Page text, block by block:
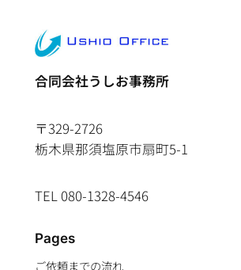
合同会社うしお事務所
〒329-2726
栃木県那須塩原市扇町5-1
TEL 080-1328-4546
Pages
ご依頼までの流れ